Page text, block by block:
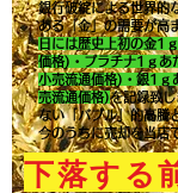
銀行破綻による世界的
ある「金」の需要が高
日には歴史上初の金1
価格)・プラチナ1ｇあ
小売流通価格)・銀1ｇ
売流通価格)を記録致
ない「バブル」的高騰
今のうちに売却を当店
下落する